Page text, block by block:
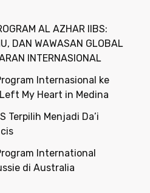
AL AZHAR IIBS:
DAN WAWASAN GLOBAL
INTERNASIONAL
Internasional ke
My Heart in Medina
Terpilih Menjadi Da’i
International
di Australia